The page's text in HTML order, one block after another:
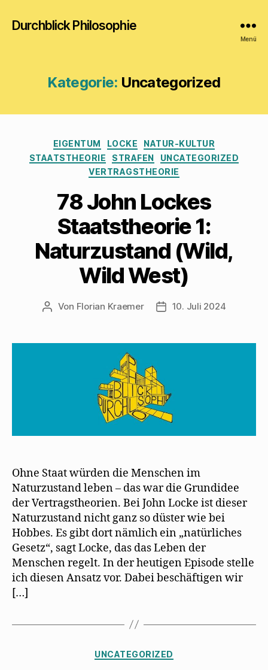
Durchblick Philosophie
Menü
Kategorie: Uncategorized
Kategorien
EIGENTUM LOCKE
NATUR-KULTUR
STAATSTHEORIE
STRAFEN
UNCATEGORIZED
VERTRAGSTHEORIE
78 John Lockes
Staatstheorie 1:
Naturzustand (Wild,
Wild West)
Beitragsautor
Von Florian Kraemer Veröffentlichungsdatum
10. Juli 2024
Ohne Staat würden die Menschen im
Naturzustand leben – das war die Grundidee
der Vertragstheorien. Bei John Locke ist dieser
Naturzustand nicht ganz so düster wie bei
Hobbes. Es gibt dort nämlich ein „natürliches
Gesetz“, sagt Locke, das das Leben der
Menschen regelt. In der heutigen Episode stelle
ich diesen Ansatz vor. Dabei beschäftigen wir
[…]
Kategorien
UNCATEGORIZED